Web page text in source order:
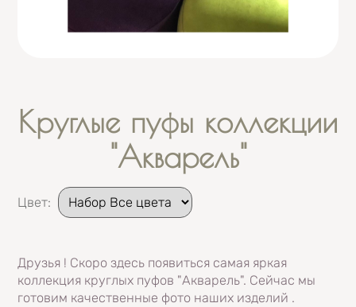
Круглые пуфы коллекции
"Акварель"
Подобрать вариант
Цвет:
Друзья ! Скоро здесь появиться самая яркая
коллекция круглых пуфов "Акварель". Сейчас мы
готовим качественные фото наших изделий .